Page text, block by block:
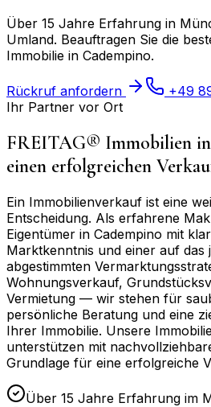
Über 15 Jahre Erfahrung in
Umland. Beauftragen Sie die
Immobilie in Cadempino.
Rückruf anfordern
+49
Ihr Partner vor Ort
FREITAG® Immobilien in
einen erfolgreichen
Ein Immobilienverkauf ist eine
Entscheidung. Als erfahrene
Eigentümer in Cadempino mit
Marktkenntnis und einer auf das
abgestimmten
Wohnungsverkauf,
Vermietung — wir stehen für
persönliche Beratung und eine
Ihrer Immobilie. Unsere
unterstützen mit
Grundlage für eine erfolgreiche
Über 15 Jahre Erfahrung im